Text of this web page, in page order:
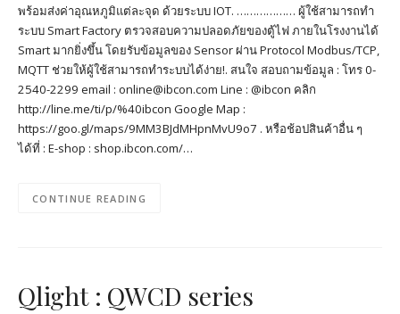
พร้อมส่งค่าอุณหภูมิแต่ละจุด ด้วยระบบ IOT. ……………… ผู้ใช้สามารถทำ
ระบบ Smart Factory ตรวจสอบความปลอดภัยของตู้ไฟ ภายในโรงงานได้
Smart มากยิ่งขึ้น โดยรับข้อมูลของ Sensor ผ่าน Protocol Modbus/TCP,
MQTT ช่วยให้ผู้ใช้สามารถทำระบบได้ง่าย!. สนใจ สอบถามข้อมูล : โทร 0-
2540-2299 email : online@ibcon.com Line : @ibcon คลิก
http://line.me/ti/p/%40ibcon Google Map :
https://goo.gl/maps/9MM3BJdMHpnMvU9o7 . หรือช้อปสินค้าอื่น ๆ
ได้ที่ : E-shop : shop.ibcon.com/…
CONTINUE READING
Qlight : QWCD series